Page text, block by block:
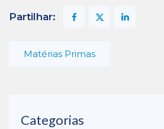
Partilhar:
Matérias Primas
Categorias